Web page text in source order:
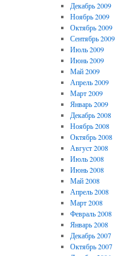
Декабрь 2009
Ноябрь 2009
Октябрь 2009
Сентябрь 2009
Июль 2009
Июнь 2009
Май 2009
Апрель 2009
Март 2009
Январь 2009
Декабрь 2008
Ноябрь 2008
Октябрь 2008
Август 2008
Июль 2008
Июнь 2008
Май 2008
Апрель 2008
Март 2008
Февраль 2008
Январь 2008
Декабрь 2007
Октябрь 2007